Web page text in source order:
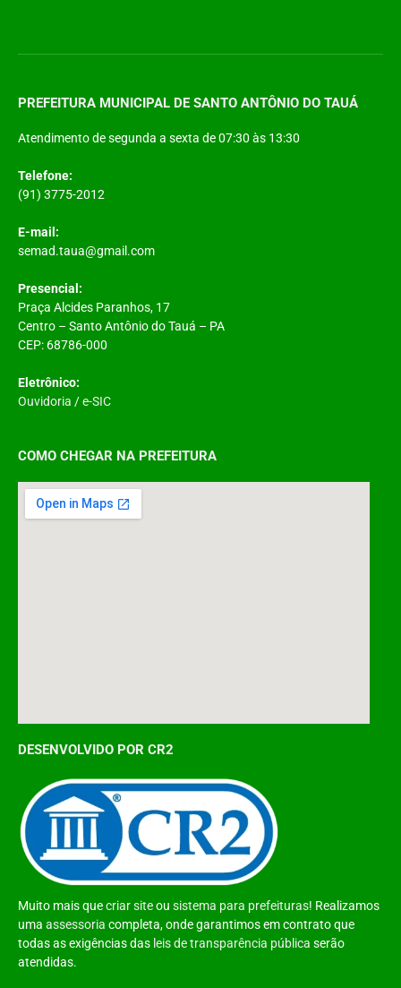
PREFEITURA MUNICIPAL DE SANTO ANTÔNIO DO TAUÁ
Atendimento de segunda a sexta de 07:30 às 13:30
Telefone:
(91) 3775-2012
E-mail:
semad.taua@gmail.com
Presencial:
Praça Alcides Paranhos, 17
Centro – Santo Antônio do Tauá – PA
CEP: 68786-000
Eletrônico:
Ouvidoria /e-SIC
COMO CHEGAR NA PREFEITURA
DESENVOLVIDO POR CR2
Muito mais quecriar siteou sistema para prefeituras! Realizamos
uma assessoria completa, onde garantimos em contrato que
todas as exigências das leis de transparência pública serão
atendidas.